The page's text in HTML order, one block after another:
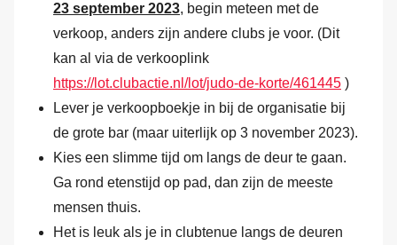
23 september 2023, begin meteen met de
verkoop, anders zijn andere clubs je voor. (Dit
kan al via de verkooplink
https://lot.clubactie.nl/lot/judo-de-korte/461445 )
Lever je verkoopboekje in bij de organisatie bij
de grote bar (maar uiterlijk op 3 november 2023).
Kies een slimme tijd om langs de deur te gaan.
Ga rond etenstijd op pad, dan zijn de meeste
mensen thuis.
Het is leuk als je in clubtenue langs de deuren